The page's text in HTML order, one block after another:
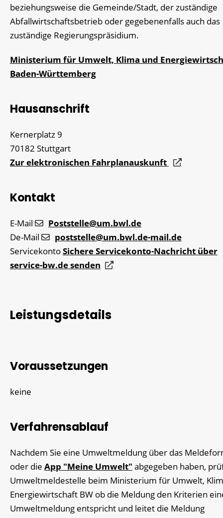
beziehungsweise die Gemeinde/Stadt, der zuständige
Abfallwirtschaftsbetrieb oder gegebenenfalls auch das
zuständige Regierungspräsidium.
Ministerium für Umwelt, Klima und
Baden-Württemberg
Hausanschrift
Kernerplatz 9
70182 Stuttgart
Zur elektronischen Fahrplanauskunft
Kontakt
E-Mail
Poststelle@um.bwl.de
De-Mail
poststelle@um.bwl.de-mail.de
ServicekontoSichere Servicekonto-Nachricht über
service-bw.de senden
Leistungsdetails
Voraussetzungen
keine
Verfahrensablauf
Nachdem Sie eine Umweltmeldung über das
oder die App "Meine Umwelt" abgegeben haben,
Umweltmeldestelle beim Ministerium für Umwelt,
Energiewirtschaft BW ob die Meldung den Kriterien
Umweltmeldung entspricht und leitet die Meldung